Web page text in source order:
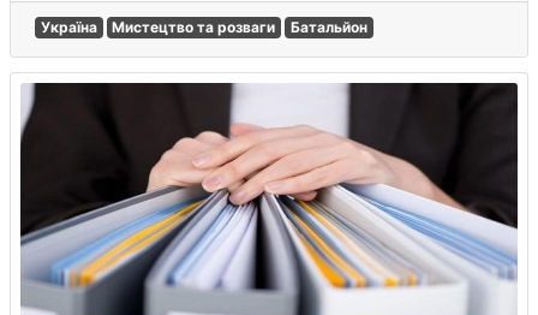
Україна Мистецтво та розваги Батальйон